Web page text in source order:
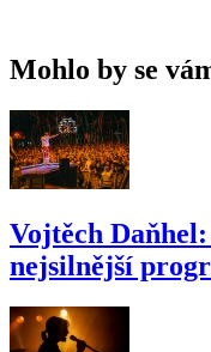
Mohlo by se
Vojtěch
nejsilnější